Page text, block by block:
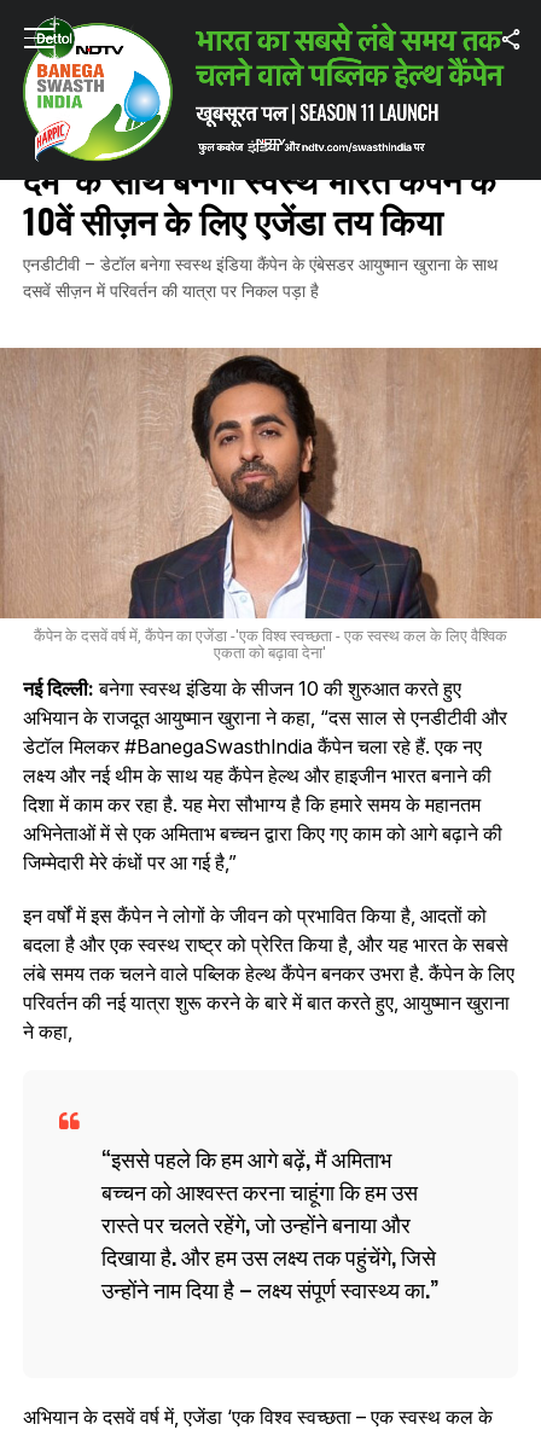
Home / ताज़ातरीन ख़बरें कैंपेन एंबेसडर आयुष्मान खुराना ने ‘दस का दम’ के साथ
ताज़ातरीन ख़बरें
कैंपेन एंबेसडर आयुष्मान खुराना ने ‘दस का
दम’ के साथ बनेगा स्वस्थ भारत कैंपेन के
10वें सीज़न के लिए एजेंडा तय किया
एनडीटीवी – डेटॉल बनेगा स्वस्थ इंडिया कैंपेन के एंबेसडर आयुष्मान खुराना के साथ
दसवें सीज़न में परिवर्तन की यात्रा पर निकल पड़ा है
कैंपेन के दसवें वर्ष में, कैंपेन का एजेंडा -'एक विश्व स्वच्छता - एक स्वस्थ कल के लिए वैश्विक
एकता को बढ़ावा देना'
नई दिल्ली: बनेगा स्वस्थ इंडिया के सीजन 10 की शुरुआत करते हुए
अभियान के राजदूत आयुष्मान खुराना ने कहा, “दस साल से एनडीटीवी और
डेटॉल मिलकर #BanegaSwasthIndia कैंपेन चला रहे हैं. एक नए
लक्ष्य और नई थीम के साथ यह कैंपेन हेल्‍थ और हाइजीन भारत बनाने की
दिशा में काम कर रहा है. यह मेरा सौभाग्य है कि हमारे समय के महानतम
अभिनेताओं में से एक अमिताभ बच्चन द्वारा किए गए काम को आगे बढ़ाने की
जिम्मेदारी मेरे कंधों पर आ गई है,”
इन वर्षों में इस कैंपेन ने लोगों के जीवन को प्रभावित किया है, आदतों को
बदला है और एक स्वस्थ राष्ट्र को प्रेरित किया है, और यह भारत के सबसे
लंबे समय तक चलने वाले पब्लिक हेल्‍थ कैंपेन बनकर उभरा है. कैंपेन के लिए
परिवर्तन की नई यात्रा शुरू करने के बारे में बात करते हुए, आयुष्मान खुराना
ने कहा,
इससे पहले कि हम आगे बढ़ें, मैं अमिताभ
बच्चन को आश्वस्त करना चाहूंगा कि हम उस
रास्ते पर चलते रहेंगे, जो उन्होंने बनाया और
दिखाया है. और हम उस लक्ष्य तक पहुंचेंगे, जिसे
उन्होंने नाम दिया है – लक्ष्य संपूर्ण स्वास्थ्य का.
अभियान के दसवें वर्ष में, एजेंडा ‘एक विश्व स्वच्छता – एक स्वस्थ कल के